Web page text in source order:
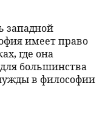
западной
имеет право
где она
большинства
в философии